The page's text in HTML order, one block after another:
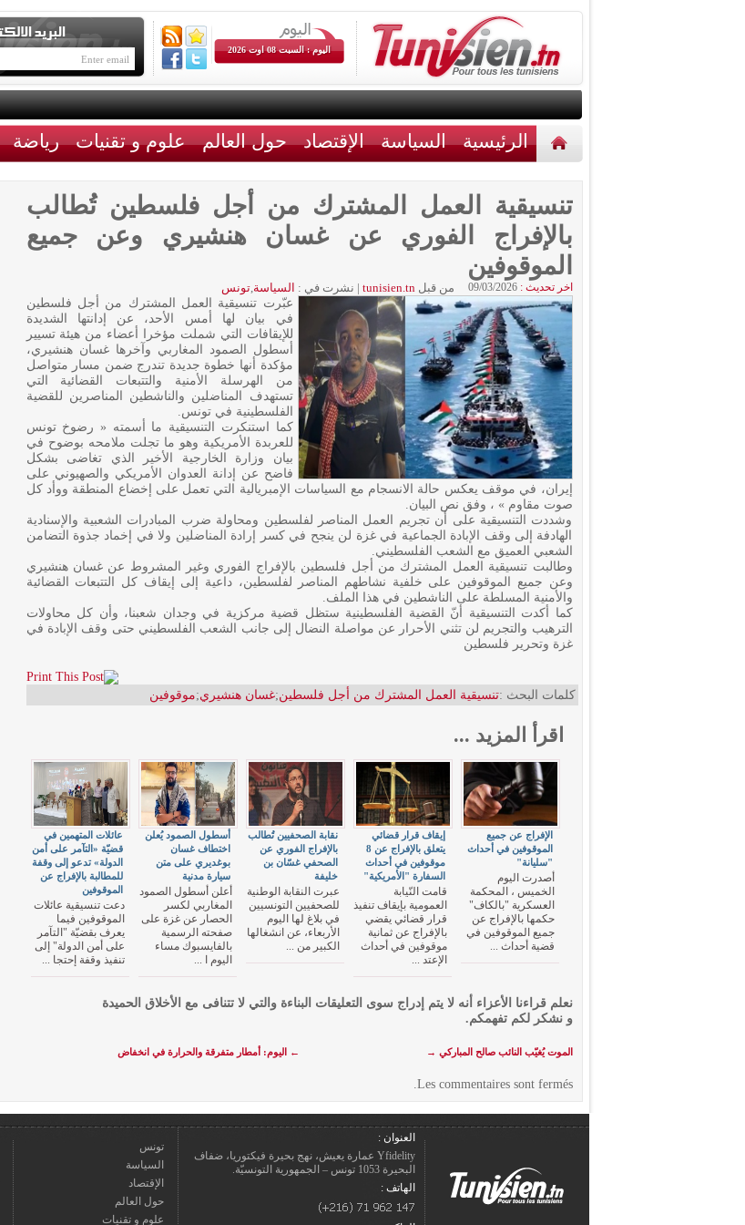
اليوم : السبت 08 اوت 2026
الرئيسية السياسة الإقتصاد حول العالم علوم و تقنيات رياضة
تنسيقية العمل المشترك من أجل فلسطين تُطالب
بالإفراج الفوري عن غسان هنشيري وعن جميع
الموقوفين
اخر تحديث : 09/03/2026 من قبلtunisien.tn
| نشرت في : السياسة,تونس
عبّرت تنسيقية العمل المشترك من أجل فلسطين
في بيان لها أمس الأحد، عن إدانتها الشديدة
للإيقافات التي شملت مؤخرا أعضاء من هيئة تسيير
أسطول الصمود المغاربي وآخرها غسان هنشيري،
مؤكدة أنها خطوة جديدة تندرج ضمن مسار متواصل
من الهرسلة الأمنية والتتبعات القضائية التي
تستهدف المناضلين والناشطين المناصرين للقضية
الفلسطينية في تونس.
كما استنكرت التنسيقية ما أسمته « رضوخ تونس
للعربدة الأمريكية وهو ما تجلت ملامحه بوضوح في
بيان وزارة الخارجية الأخير الذي تغاضى بشكل
فاضح عن إدانة العدوان الأمريكي والصهيوني على
إيران، في موقف يعكس حالة الانسجام مع السياسات الإمبريالية التي تعمل على إخضاع المنطقة ووأد كل
صوت مقاوم » ، وفق نص البيان.
وشددت التنسيقية على أن تجريم العمل المناصر لفلسطين ومحاولة ضرب المبادرات الشعبية والإسنادية
الهادفة إلى وقف الإبادة الجماعية في غزة لن ينجح في كسر إرادة المناضلين ولا في إخماد جذوة التضامن
الشعبي العميق مع الشعب الفلسطيني.
وطالبت تنسيقية العمل المشترك من أجل فلسطين بالإفراج الفوري وغير المشروط عن غسان هنشيري
وعن جميع الموقوفين على خلفية نشاطهم المناصر لفلسطين، داعية إلى إيقاف كل التتبعات القضائية
والأمنية المسلطة على الناشطين في هذا الملف.
كما أكدت التنسيقية أنّ القضية الفلسطينية ستظل قضية مركزية في وجدان شعبنا، وأن كل محاولات
الترهيب والتجريم لن تثني الأحرار عن مواصلة النضال إلى جانب الشعب الفلسطيني حتى وقف الإبادة في
غزة وتحرير فلسطين
كلمات البحث :تنسيقية العمل المشترك من أجل فلسطين;غسان هنشيري;موقوفين
اقرأ المزيد ...
عائلات المتهمين في
قضيّة «التآمر على أمن
الدولة» تدعو إلى وقفة
للمطالبة بالإفراج عن
الموقوفين
دعت تنسيقية عائلات
الموقوفين فيما
يعرف بقضيّة "التآمر
على أمن الدولة" إلى
تنفيذ وقفة إحتجا ...
أسطول الصمود يُعلن
اختطاف غسان
بوغديري على متن
سيارة مدنية
أعلن أسطول الصمود
المغاربي لكسر
الحصار عن غزة على
صفحته الرسمية
بالفايسبوك مساء
اليوم ا ...
نقابة الصحفيين تُطالب
بالإفراج الفوري عن
الصحفي غسّان بن
خليفة
عبرت النقابة الوطنية
للصحفيين التونسيين
في بلاغ لها اليوم
الأربعاء، عن انشغالها
الكبير من ...
إيقاف قرار قضائي
يتعلق بالإفراج عن 8
موقوفين في أحداث
السفارة "الأمريكية"
قامت النّيابة
العمومية بإيقاف تنفيذ
قرار قضائي يقضي
بالإفراج عن ثمانية
موقوفين في أحداث
الإعتد ...
الإفراج عن جميع
الموقوفين في أحداث
"سليانة"
أصدرت اليوم
الخميس ، المحكمة
العسكرية "بالكاف"
حكمها بالإفراج عن
جميع الموقوفين في
قضية أحداث ...
نعلم قراءنا الأعزاء أنه لا يتم إدراج سوى التعليقات البناءة والتي لا تتنافى مع الأخلاق الحميدة
و نشكر لكم تفهمكم.
← اليوم: أمطار متفرقة والحرارة في انخفاض الموت يُغيّب النائب صالح المباركي →
Les commentaires sont fermés.
العنوان :
Yfidelity عمارة يعيش، نهج بحيرة فيكتوريا، ضفاف
البحيرة 1053 تونس – الجمهورية التونسيّة.
الهاتف :
تونس
السياسة
الإقتصاد
حول العالم
علوم و تقنيات